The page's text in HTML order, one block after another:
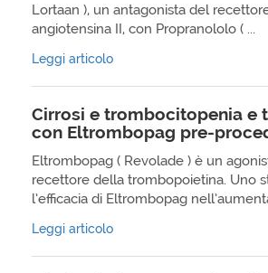
Lortaan ), un antagonista del
angiotensina II, con Propranololo ( ...
Leggi articolo
Cirrosi e trombocitopenia e
con Eltrombopag pre-
Eltrombopag ( Revolade ) è un
recettore della trombopoietina. Uno
l’efficacia di Eltrombopag
Leggi articolo